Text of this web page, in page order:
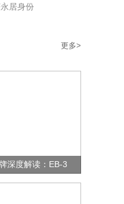
居身份
更多>
深度解读：EB-3